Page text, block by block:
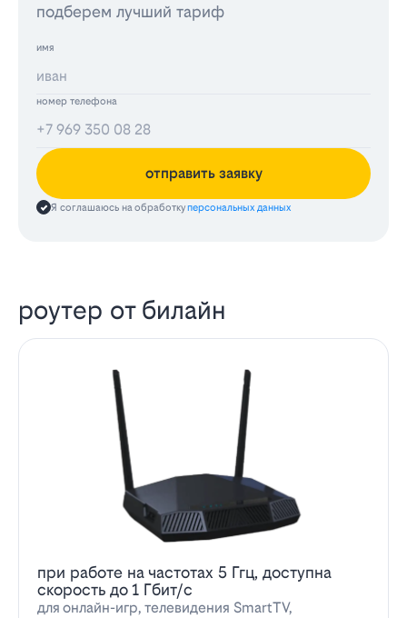
подберем лучший тариф
имя
номер телефона
отправить заявку
Я соглашаюсь на обработкуперсональных данных
роутер от билайн
при работе на частотах 5 Ггц, доступна
скорость до 1 Гбит/с
для онлайн-игр, телевидения SmartTV,